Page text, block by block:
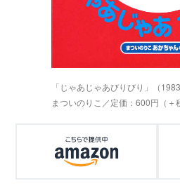
「じゃあじゃあびりびり」（
まついのりこ／定価：600円（＋